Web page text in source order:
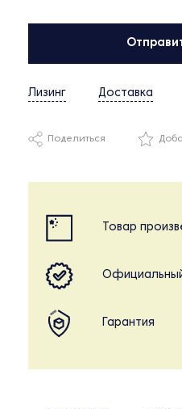
Лизинг Доставка
Поделиться
Товар
Гарантия